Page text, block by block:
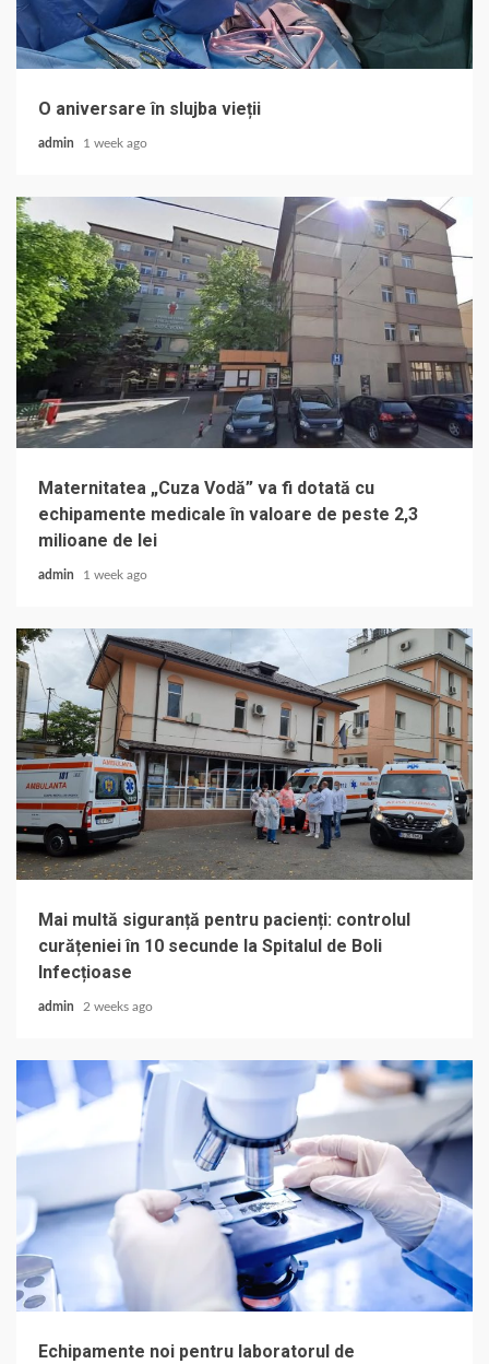
O aniversare în slujba vieții
admin 1 week ago
Maternitatea „Cuza Vodă” va fi dotată cu
echipamente medicale în valoare de peste 2,3
milioane de lei
admin 1 week ago
Mai multă siguranță pentru pacienți: controlul
curățeniei în 10 secunde la Spitalul de Boli
Infecțioase
admin 2 weeks ago
Echipamente noi pentru laboratorul de